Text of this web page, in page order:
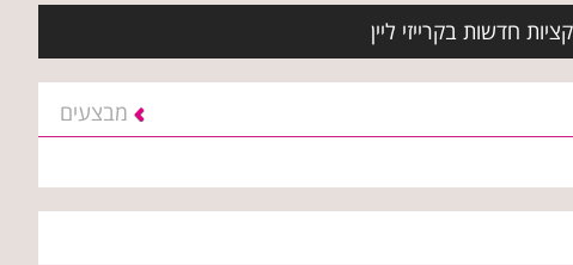
חדשות בקרייזי ליין
מבצעים